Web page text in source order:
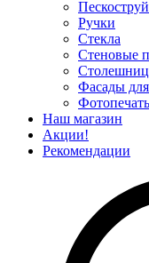
Ручки
Стекла
Стеновые
Фасады
Фотопечать
Наш магазин
Акции!
Рекомендации